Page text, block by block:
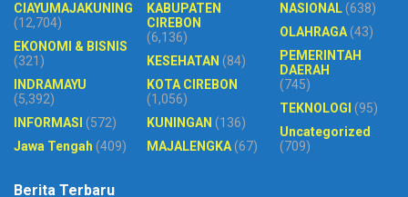
CIAYUMAJAKUNING
(12,704)
EKONOMI & BISNIS
(321)
INDRAMAYU
(5,392)
INFORMASI (572)
Jawa Tengah (409)
KABUPATEN
CIREBON
(6,136)
KESEHATAN (84)
KOTA CIREBON
(1,056)
KUNINGAN (136)
MAJALENGKA(67)
NASIONAL(638)
OLAHRAGA(43)
PEMERINTAH
DAERAH
(745)
TEKNOLOGI (95)
Uncategorized
(709)
Berita Terbaru